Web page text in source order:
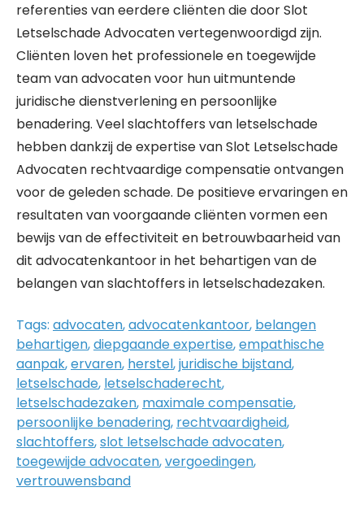
referenties van eerdere cliënten die door Slot
Letselschade Advocaten vertegenwoordigd zijn.
Cliënten loven het professionele en toegewijde
team van advocaten voor hun uitmuntende
juridische dienstverlening en persoonlijke
benadering. Veel slachtoffers van letselschade
hebben dankzij de expertise van Slot Letselschade
Advocaten rechtvaardige compensatie ontvangen
voor de geleden schade. De positieve ervaringen en
resultaten van voorgaande cliënten vormen een
bewijs van de effectiviteit en betrouwbaarheid van
dit advocatenkantoor in het behartigen van de
belangen van slachtoffers in letselschadezaken.
Tags: advocaten,advocatenkantoor, belangen
behartigen,diepgaande expertise,empathische
aanpak,ervaren, herstel,juridische bijstand,
letselschade, letselschaderecht,
letselschadezaken, maximale compensatie,
persoonlijke benadering, rechtvaardigheid,
slachtoffers,slot letselschade advocaten,
toegewijde advocaten,vergoedingen,
vertrouwensband